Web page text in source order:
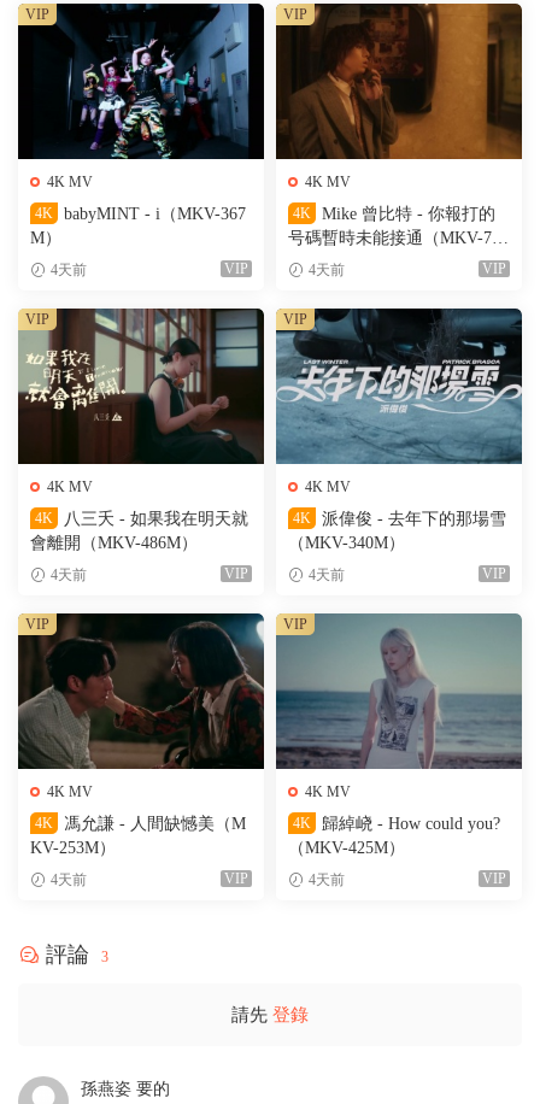
4K MV
4K
babyMINT - i（MKV-367
M）
4天前 VIP
VIP
4K MV
4K
Mike 曾比特 - 你報打的
号碼暫時未能接通（MKV-701
M）4天前 VIP
VIP
4K MV
4K
八三夭 - 如果我在明天就
會離開（MKV-486M）
4天前 VIP
VIP
4K MV
4K
派偉俊 - 去年下的那場雪
（MKV-340M）
4天前 VIP
VIP
4K MV
4K
馮允謙 - 人間缺憾美（M
KV-253M）
4天前 VIP
VIP
4K MV
4K
歸綽峣 - How could you?
（MKV-425M）
4天前 VIP
VIP
評論 3
請先 登錄
孫燕姿 要的